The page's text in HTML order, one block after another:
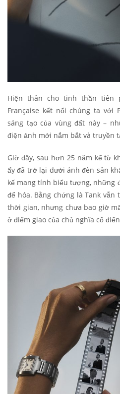
Hiện thân cho tinh thần tiên
Française kết nối chúng ta với
sáng tạo của vùng đất này –
điện ảnh mới nắm bắt và truyền
Giờ đây, sau hơn 25 năm kể từ
ấy đã trở lại dưới ánh đèn sân
kế mang tính biểu tượng, những
để hóa. Bằng chứng là Tank
thời gian, nhưng chưa bao giờ
ở điểm giao của chủ nghĩa cổ